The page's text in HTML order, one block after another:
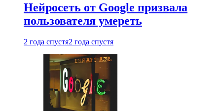
Нейросеть от Google призвала
пользователя умереть
2 года спустя2 года спустя